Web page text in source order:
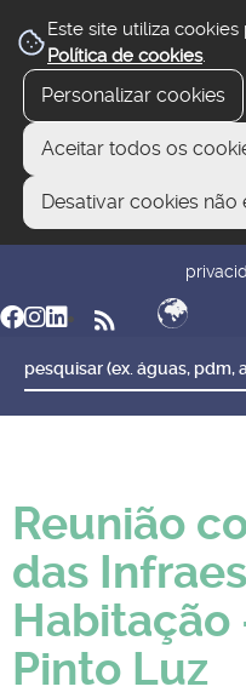
Este site utiliza
Política de cookies.
Personalizar cookies
Aceitar todos os
Desativar cookies não
Reunião
das
Habitação
Pinto Luz